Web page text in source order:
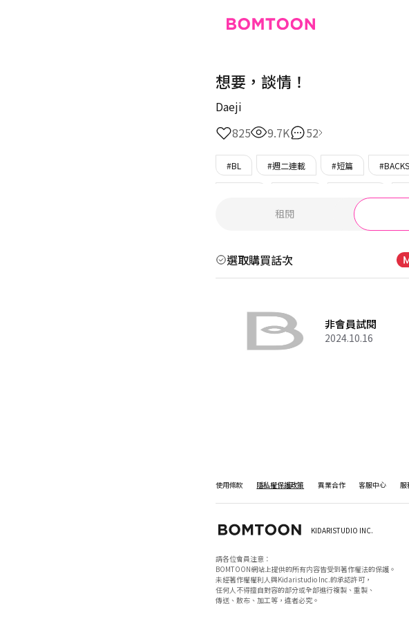
想要，談情！
Daeji
825
9.7K 52
#BL #週二連載 #短篇
#溫柔受 #羞澀受 #
租閱
選取購買話次
非會員試閱
2024.10.16
使用條款 隱私權保護政策 異業合作 客服中心 服
KIDARISTUDIO INC.
請各位會員注意：
BOMTOON網站上提供的所有内容皆受到著作權法的保護。
未經著作權權利人與Kidaristudio Inc.的承認許可，
任何人不得擅自對容的部分或全部進行複製、重製、
傳送、散布、加工等，違者必究。